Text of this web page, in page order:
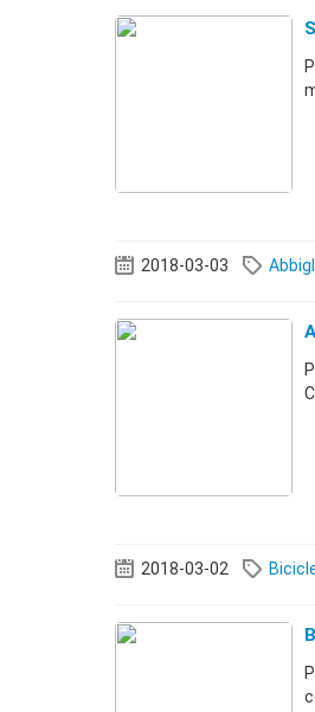
2018-03-03
2018-03-02